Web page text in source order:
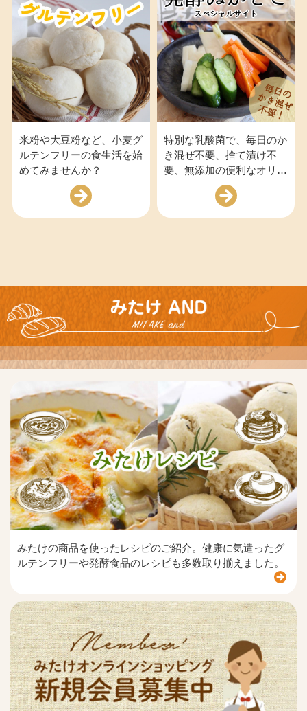
米粉や大豆粉など、小麦グ
ルテンフリーの食生活を始
めてみませんか？
特別な乳酸菌で、毎日のか
き混ぜ不要、捨て漬け不
要、無添加の便利なオリジ
ナル製品です。
みたけの商品を使ったレシピのご紹介。健康に気遣ったグ
ルテンフリーや発酵食品のレシピも多数取り揃えました。